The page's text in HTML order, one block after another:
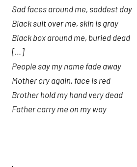
Sad faces around me, saddest day
Black suit over me, skin is gray
Black box around me, buried dead
[…]
People say my name fade away
Mother cry again, face is red
Brother hold my hand very dead
Father carry me on my way